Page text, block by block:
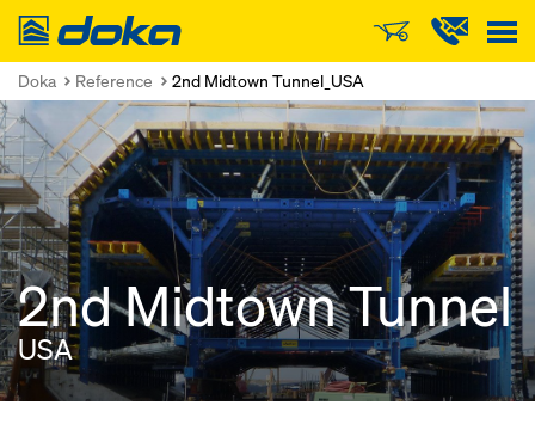
Doka
Doka Reference 2nd Midtown Tunnel_USA
2nd Midtown Tunnel
USA